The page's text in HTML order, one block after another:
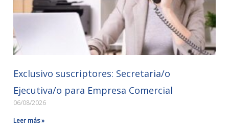
Exclusivo suscriptores: Secretaria/o
Ejecutiva/o para Empresa Comercial
06/08/2026
Leer más »